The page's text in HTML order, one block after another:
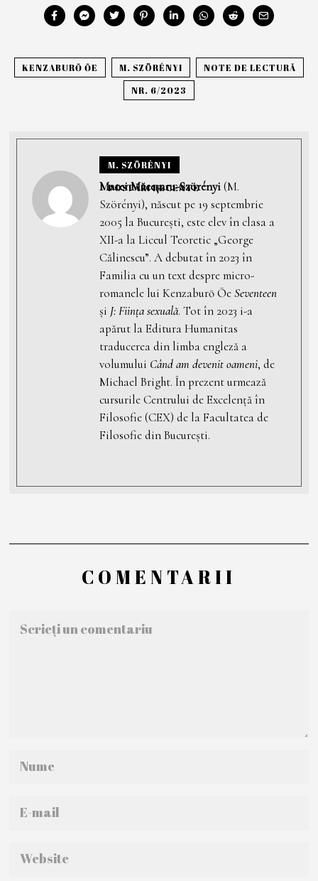
KENZABURŌ ŌE M. SZÖRÉNYI
NOTE DE LECTURĂ
NR. 6/2023
M. SZÖRÉNYI
POSTĂRI RECENTE
Matei Măceșaru-Szörényi(M.
Szörényi), născut pe 19 septembrie
2005 la București, este elev în clasa a
XII-a la Liceul Teoretic „George
Călinescu”. A debutat în 2023 în
Familia cu un text despre micro-
romanele lui Kenzaburō ŌeSeventeen
și J: Ființa sexuală. Tot în 2023 i-a
apărut la Editura Humanitas
traducerea din limba engleză a
volumului Când am devenit oameni, de
Michael Bright. În prezent urmează
cursurile Centrului de Excelență în
Filosofie (CEX) de la Facultatea de
Filosofie din București.
COMENTARII